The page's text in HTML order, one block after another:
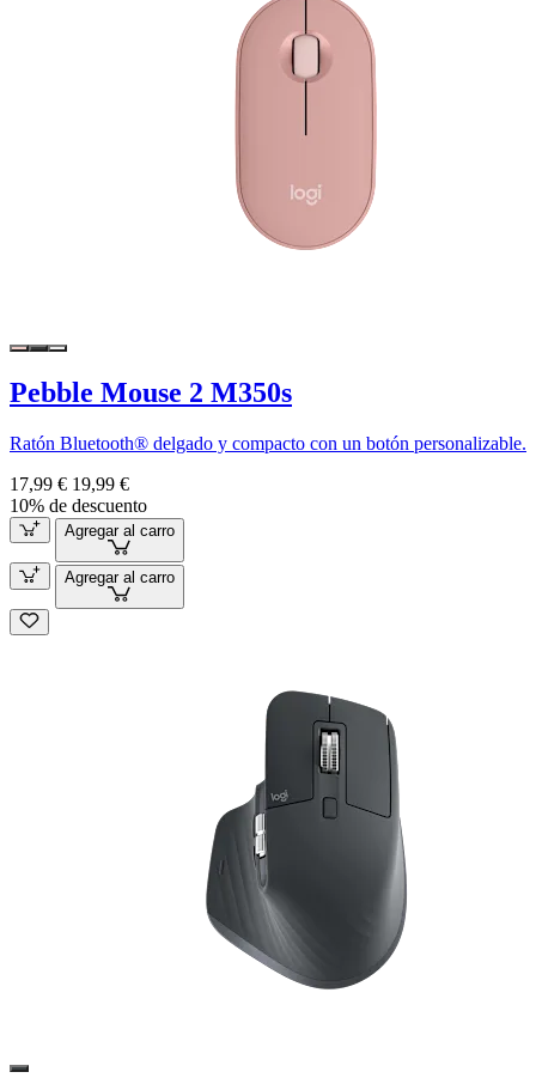
Pebble Mouse 2 M350s
Ratón Bluetooth® delgado y compacto con un botón personalizable.
17,99 € 19,99 €
10% de descuento
Agregar al carro
Agregar al carro